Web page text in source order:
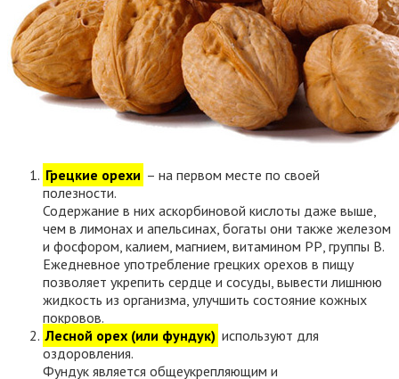
Грецкие орехи – на первом месте по своей
полезности.
Содержание в них аскорбиновой кислоты даже выше,
чем в лимонах и апельсинах, богаты они также железом
и фосфором, калием, магнием, витамином РР, группы В.
Ежедневное употребление грецких орехов в пищу
позволяет укрепить сердце и сосуды, вывести лишнюю
жидкость из организма, улучшить состояние кожных
покровов.
Лесной орех (или фундук) используют для
оздоровления.
Фундук является общеукрепляющим и